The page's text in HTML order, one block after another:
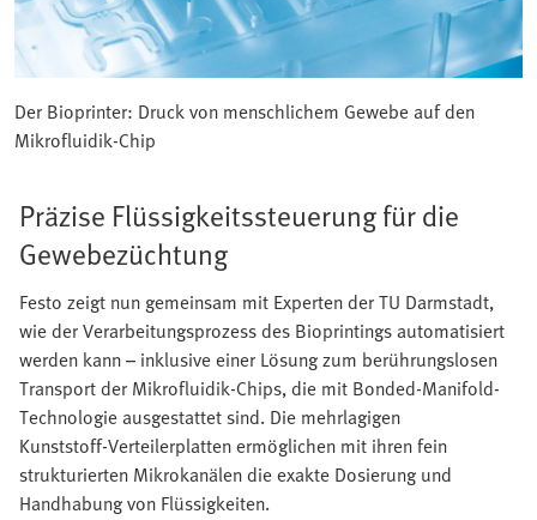
Der Bioprinter: Druck von menschlichem Gewebe auf den
Mikrofluidik-Chip
Präzise Flüssigkeitssteuerung für die
Gewebezüchtung
Festo zeigt nun gemeinsam mit Experten der TU Darmstadt,
wie der Verarbeitungsprozess des Bioprintings automatisiert
werden kann – inklusive einer Lösung zum berührungslosen
Transport der Mikrofluidik-Chips, die mit Bonded-Manifold-
Technologie ausgestattet sind. Die mehrlagigen
Kunststoff‑Verteilerplatten ermöglichen mit ihren fein
strukturierten Mikrokanälen die exakte Dosierung und
Handhabung von Flüssigkeiten.